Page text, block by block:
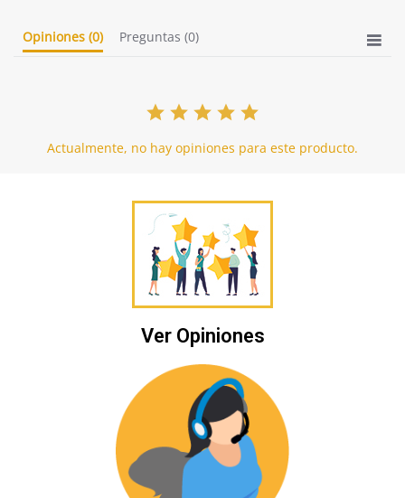
Opiniones (0) Preguntas (0)
Actualmente, no hay opiniones para este producto.
Ver Opiniones